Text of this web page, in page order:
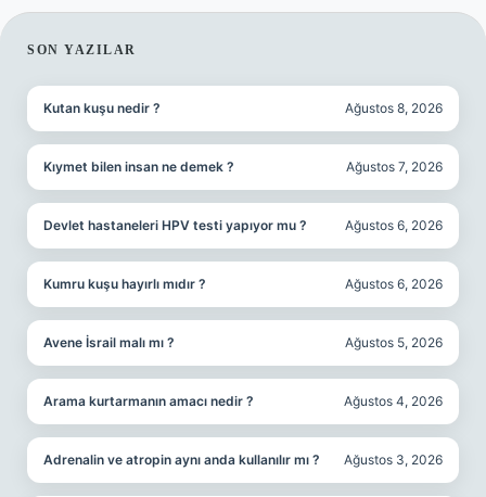
SIDEBAR
SON YAZILAR
Kutan kuşu nedir ? Ağustos 8, 2026
Kıymet bilen insan ne demek ? Ağustos 7, 2026
Devlet hastaneleri HPV testi yapıyor mu ? Ağustos 6, 2026
Kumru kuşu hayırlı mıdır ? Ağustos 6, 2026
Avene İsrail malı mı ? Ağustos 5, 2026
Arama kurtarmanın amacı nedir ? Ağustos 4, 2026
Adrenalin ve atropin aynı anda kullanılır mı ? Ağustos 3, 2026